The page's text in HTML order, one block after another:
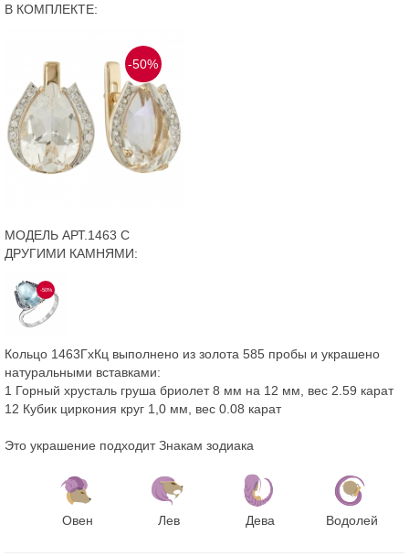
В КОМПЛЕКТЕ:
-50%
МОДЕЛЬ АРТ.1463 С
ДРУГИМИ КАМНЯМИ:
-50%
Кольцо 1463ГхКц выполнено из золота 585 пробы и украшено
натуральными вставками:
1 Горный хрусталь груша бриолет 8 мм на 12 мм, вес 2.59 карат
12 Кубик циркония круг 1,0 мм, вес 0.08 карат
Это украшение подходит Знакам зодиака
Овен Лев Дева Водолей